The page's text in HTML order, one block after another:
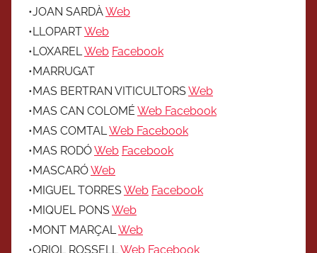
•JOAN SARDÀWeb
•LLOPARTWeb
•LOXARELWeb Facebook
•MARRUGAT
•MAS BERTRAN VITICULTORSWeb
•MAS CAN COLOMÉ Web Facebook
•MAS COMTALWeb Facebook
•MAS RODÓWeb Facebook
•MASCARÓWeb
•MIGUEL TORRESWeb Facebook
•MIQUEL PONSWeb
•MONT MARÇALWeb
•ORIOL ROSSELLWeb Facebook